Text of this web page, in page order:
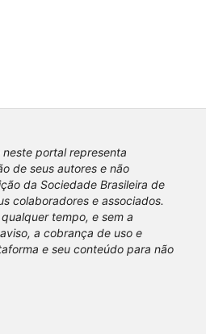
portal representa
de seus autores e não
da Sociedade Brasileira de
colaboradores e associados.
tempo, e sem a
a cobrança de uso e
e seu conteúdo para não